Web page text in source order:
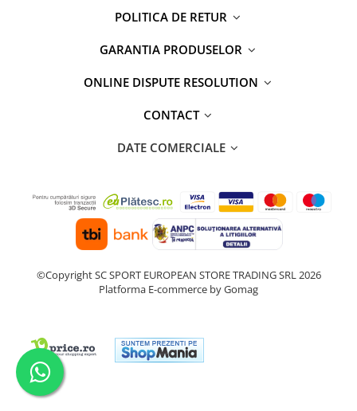
POLITICA DE RETUR
GARANTIA PRODUSELOR
ONLINE DISPUTE RESOLUTION
CONTACT
DATE COMERCIALE
©Copyright SC SPORT EUROPEAN STORE TRADING SRL 2026
Platforma E-commerce by Gomag